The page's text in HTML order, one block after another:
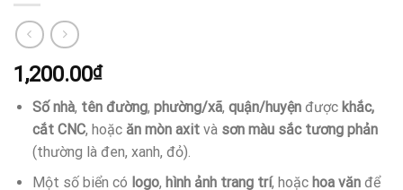
1,200.00₫
Số nhà, tên đường, phường/xã, quận/huyệnđược khắc,
cắt CNC, hoặc ăn mòn axitvà sơn màu sắc tương phản
(thường là đen, xanh, đỏ).
Một số biển có logo, hình ảnh trang trí, hoặc hoa vănđể